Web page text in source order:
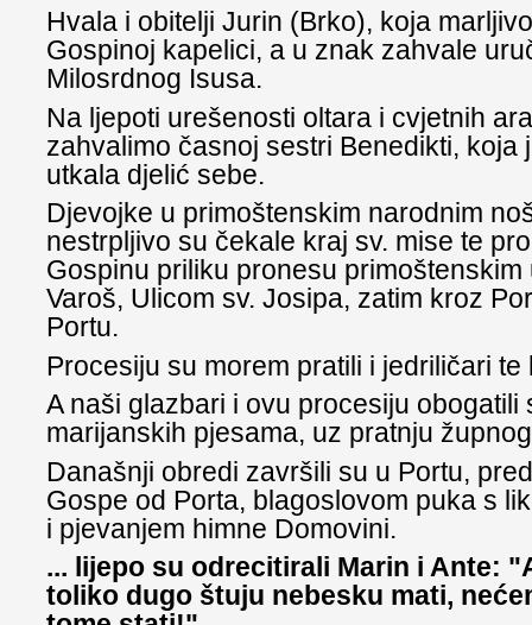
Hvala i obitelji Jurin (Brko), koja
Gospinoj kapelici, a u znak zahvale
Milosrdnog Isusa.
Na ljepoti urešenosti oltara i cvjetnih
zahvalimo časnoj sestri Benedikti, koja
utkala djelić sebe.
Djevojke u primoštenskim narodnim
nestrpljivo su čekale kraj sv. mise te
Gospinu priliku pronesu
Varoš, Ulicom sv. Josipa, zatim kroz
Portu.
Procesiju su morem pratili i jedriličari te
A naši glazbari i ovu procesiju obogatili
marijanskih pjesama, uz pratnju
Današnji obredi završili su u Portu,
Gospe od Porta, blagoslovom puka s
i pjevanjem himne Domovini.
... lijepo su odrecitirali Marin i Ante:
toliko dugo štuju nebesku mati,